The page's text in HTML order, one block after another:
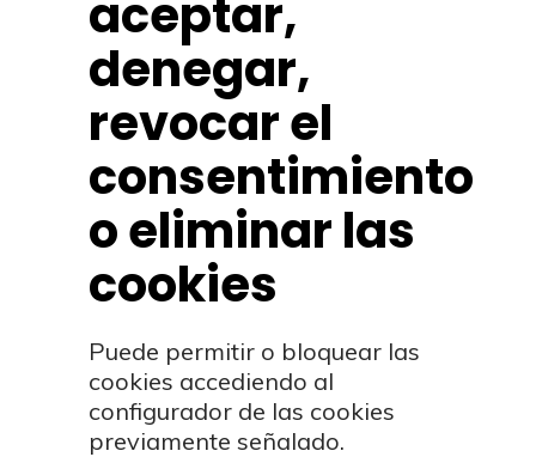
aceptar,
denegar,
revocar el
consentimiento
o eliminar las
cookies
Puede permitir o bloquear las
cookies accediendo al
configurador de las cookies
previamente señalado.